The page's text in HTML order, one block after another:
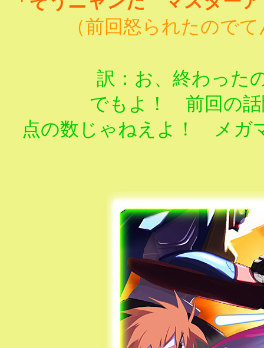
（前回怒られたので
訳：お、終わった
でもよ！ 前回の話
点の数じゃねえよ！ メガ